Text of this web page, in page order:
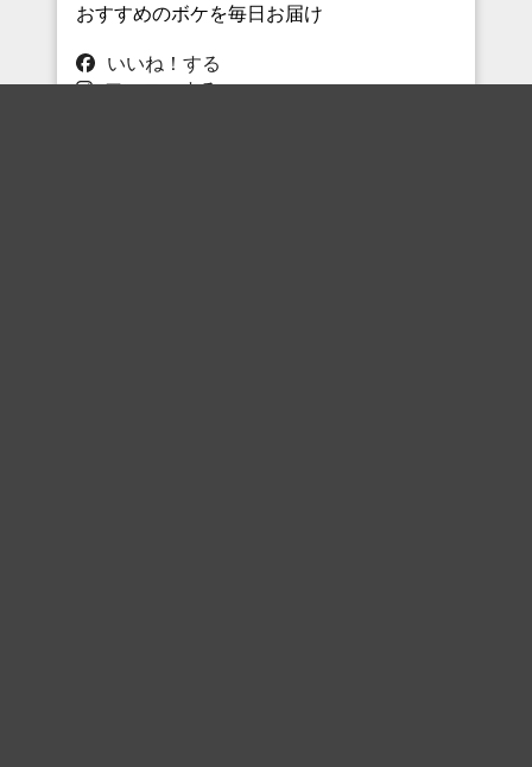
おすすめのボケを毎日お届け
いいね！する
フォローする